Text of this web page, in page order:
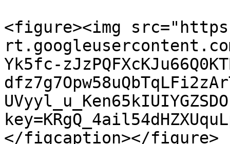
<figure><img
Yk5fc-
</figcaption></figure>